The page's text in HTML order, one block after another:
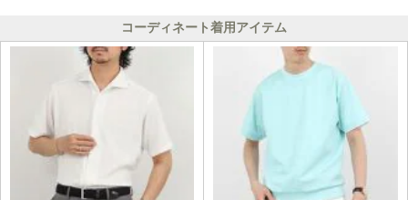
コーディネート着用アイテム